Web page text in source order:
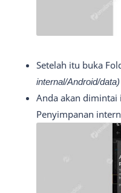
Setelah itu buka
internal/Android/data)
Anda akan dimintai
Penyimpanan